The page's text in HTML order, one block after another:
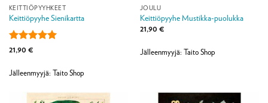
KEITTIÖPYYHKEET
Keittiöpyyhe Sienikartta
Arvostelu
/ 5
21,90 €
Jälleenmyyjä: Taito Shop
JOULU
Keittiöpyyhe Mustikka-puolukka
21,90 €
Jälleenmyyjä: Taito Shop